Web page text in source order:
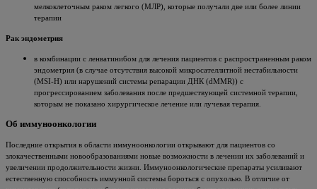
мелкоклеточным раком легкого (МЛР), которые получали две или более линии
терапии
Рак эндометрия
в комбинации с ленватинибом для лечения пациентов с распространенным раком
эндометрия (в случае отсутствия высокой микросателлитной нестабильности
(MSI-H) или нарушений системы репарации ДНК (dMMR)) с
прогрессированием заболевания после предшествующей системной терапии,
которым не показано хирургическое лечение или лучевая терапия.
Об иммуноонкологии
Последние открытия в области иммуноонкологии открывают для пациентов со
злокачественными новообразованиями новые возможности в лечении их заболеваний и
увеличении продолжительности жизни. Иммуноонкологические препараты усиливают
естественную способность иммунной системы бороться с опухолью. В отличие от